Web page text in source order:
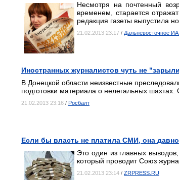
Несмотря на почтенный
временем, старается
редакция газеты выпустила
21.02.2013 23:17 / Дальневосточное
Иностранных журналистов чуть не
В Донецкой области неизвестные
подготовки материала о нелегальных
21.02.2013 23:16 / Росбалт
Если бы власть не платила СМИ, она
Это один из главных
который проводит Союз
21.02.2013 23:14 / ZRPRESS.RU